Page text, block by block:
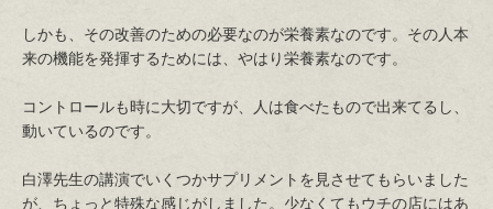
しかも、その改善のための必要なのが栄養素なのです。その人本
来の機能を発揮するためには、やはり栄養素なのです。
コントロールも時に大切ですが、人は食べたもので出来てるし、
動いているのです。
白澤先生の講演でいくつかサプリメントを見させてもらいました
が、ちょっと特殊な感じがしました。少なくてもウチの店にはあ